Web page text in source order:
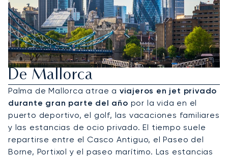
Alquile Un Jet Privado A Palma
De Mallorca
Palma de Mallorca atrae a viajeros en jet privado
durante gran parte del año por la vida en el
puerto deportivo, el golf, las vacaciones familiares
y las estancias de ocio privado. El tiempo suele
repartirse entre el Casco Antiguo, el Paseo del
Borne, Portixol y el paseo marítimo. Las estancias